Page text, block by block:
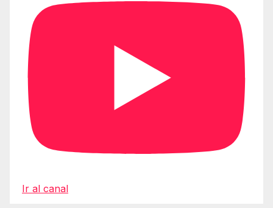
Ir al canal